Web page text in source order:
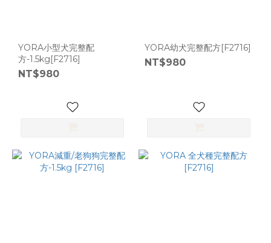
YORA小型犬完整配
方-1.5kg[F2716]
NT$980
YORA幼犬完整配方[F2716]
NT$980